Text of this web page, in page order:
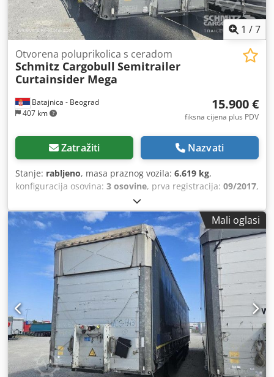
1 /7
Batajnica - Beograd
407 km
Otvorena poluprikolica s ceradom
Schmitz Cargobull Semitrailer
Curtainsider Mega
15.900 €
fiksna cijena plus PDV
Zatražiti Nazvati
Stanje: rabljeno, masa praznog vozila: 6.619 kg,
konfiguracija osovina: 3 osovine, prva registracija: 09/2017,
13.620 mm
prostora:2.480 mm, visina utovarnog prostora:3.000 mm,
volumen tovarnog prostora:101 m³, ovjes:zrak , dimenzija
gume: 385/55 R22,5, boja:srebrna, Godina proizvodnje:
, Oprema:ABS,
Mali oglasi